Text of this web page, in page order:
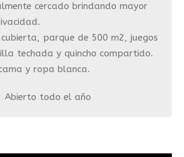
cercado brindando mayor
cubierta, parque de 500 m2, juegos
techada y quincho compartido.
y ropa blanca.
Abierto todo el año